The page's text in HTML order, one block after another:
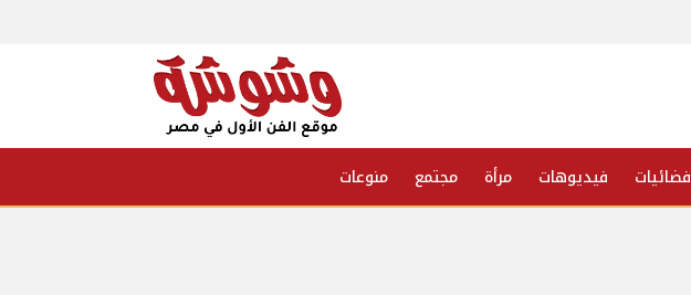
فضائيات فيديوهات مرأة مجتمع منوعات